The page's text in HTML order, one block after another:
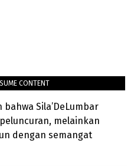
CONTENT
Sila’DeLumbar
melainkan
dengan semangat